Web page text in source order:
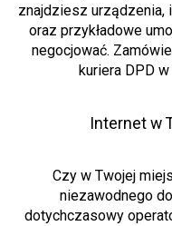
znajdziesz urządzenia,
oraz przykładowe
negocjować.
kuriera DPD
Internet w
Czy w Twojej
niezawodnego
dotychczasowy